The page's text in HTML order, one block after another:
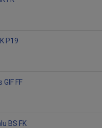
P19
FF
BS FK